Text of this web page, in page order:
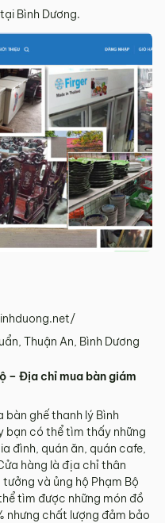
Bình Dương.
Thuận An, Bình Dương
– Địa chỉ mua bàn giám
bàn ghế thanh lý Bình
bạn có thể tìm thấy những
đình, quán ăn, quán cafe,
hàng là địa chỉ thân
và ủng hộ Phạm Bộ
tìm được những món đồ
nhưng chất lượng đảm bảo